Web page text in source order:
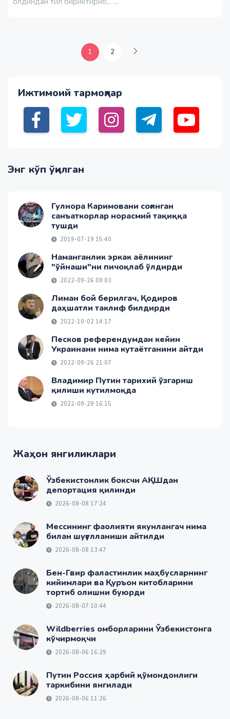
1 2
Ижтимоий тармоқлар
Энг кўп ўқилган
Гулнора Каримовани соғинган
санъаткорлар норасмий тақиққа
тушди
2019-07-19 15:40
Наманганлик эркак аёлининг
"ўйнаши"ни пичоқлаб ўлдирди
2022-09-26 09:03
Лиман бой берилгач, Қодиров
даҳшатли таклиф билдирди
2022-10-02 14:17
Песков референдумдан кейин
Украинани нима кутаётганини айтди
2022-09-26 21:07
Владимир Путин тарихий ўзгариш
қилиши кутилмоқда
2022-09-29 16:15
Жаҳон янгиликлари
Ўзбекистонлик боксчи АҚШдан
депортация қилинди
2026-08-08 17:24
Мессининг фаолияти якунлангач нима
билан шуғулланиши айтилди
2026-08-08 13:47
Бен-Гвир фаластинлик маҳбусларнинг
кийимлари ва Қуръон китобларини
тортиб олишни буюрди
2026-08-07 10:44
Wildberries омборларини Ўзбекистонга
кўчирмоқчи
2026-08-06 16:29
Путин Россия ҳарбий қўмондонлиги
таркибини янгилади
2026-08-06 11:26